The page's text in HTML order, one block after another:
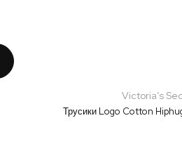
Victoria’s
Трусики Logo Cotton